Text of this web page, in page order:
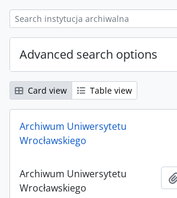
Advanced search options
Card view Table view
Archiwum Uniwersytetu
Wrocławskiego
Archiwum Uniwersytetu
Wrocławskiego